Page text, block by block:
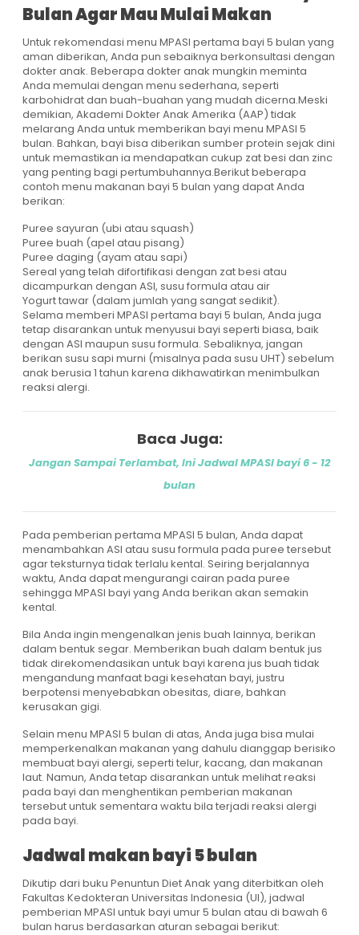
Bulan Agar Mau Mulai Makan
Untuk rekomendasi menu MPASI pertama bayi 5 bulan yang
aman diberikan, Anda pun sebaiknya berkonsultasi dengan
dokter anak. Beberapa dokter anak mungkin meminta
Anda memulai dengan menu sederhana, seperti
karbohidrat dan buah-buahan yang mudah dicerna.Meski
demikian, Akademi Dokter Anak Amerika (AAP) tidak
melarang Anda untuk memberikan bayi menu MPASI 5
bulan. Bahkan, bayi bisa diberikan sumber protein sejak dini
untuk memastikan ia mendapatkan cukup zat besi dan zinc
yang penting bagi pertumbuhannya.Berikut beberapa
contoh menu makanan bayi 5 bulan yang dapat Anda
berikan:
Puree sayuran (ubi atau squash)
Puree buah (apel atau pisang)
Puree daging (ayam atau sapi)
Sereal yang telah difortifikasi dengan zat besi atau
dicampurkan dengan ASI, susu formula atau air
Yogurt tawar (dalam jumlah yang sangat sedikit).
Selama memberi MPASI pertama bayi 5 bulan, Anda juga
tetap disarankan untuk menyusui bayi seperti biasa, baik
dengan ASI maupun susu formula. Sebaliknya, jangan
berikan susu sapi murni (misalnya pada susu UHT) sebelum
anak berusia 1 tahun karena dikhawatirkan menimbulkan
reaksi alergi.
Baca Juga:
Jangan Sampai Terlambat, Ini Jadwal MPASI bayi 6 - 12
bulan
Pada pemberian pertama MPASI 5 bulan, Anda dapat
menambahkan ASI atau susu formula pada puree tersebut
agar teksturnya tidak terlalu kental. Seiring berjalannya
waktu, Anda dapat mengurangi cairan pada puree
sehingga MPASI bayi yang Anda berikan akan semakin
kental.
Bila Anda ingin mengenalkan jenis buah lainnya, berikan
dalam bentuk segar. Memberikan buah dalam bentuk jus
tidak direkomendasikan untuk bayi karena jus buah tidak
mengandung manfaat bagi kesehatan bayi, justru
berpotensi menyebabkan obesitas, diare, bahkan
kerusakan gigi.
Selain menu MPASI 5 bulan di atas, Anda juga bisa mulai
memperkenalkan makanan yang dahulu dianggap berisiko
membuat bayi alergi, seperti telur, kacang, dan makanan
laut. Namun, Anda tetap disarankan untuk melihat reaksi
pada bayi dan menghentikan pemberian makanan
tersebut untuk sementara waktu bila terjadi reaksi alergi
pada bayi.
Jadwal makan bayi 5 bulan
Dikutip dari buku Penuntun Diet Anak yang diterbitkan oleh
Fakultas Kedokteran Universitas Indonesia (UI), jadwal
pemberian MPASI untuk bayi umur 5 bulan atau di bawah 6
bulan harus berdasarkan aturan sebagai berikut: